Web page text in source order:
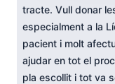
tracte. Vull donar
especialment a la
pacient i molt
ajudar en tot el
pla escollit i tot va